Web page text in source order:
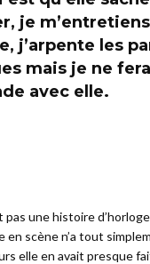
je
j’arpente les
mais je ne
avec elle.
pas une histoire
en scène n’a tout
elle en avait presque